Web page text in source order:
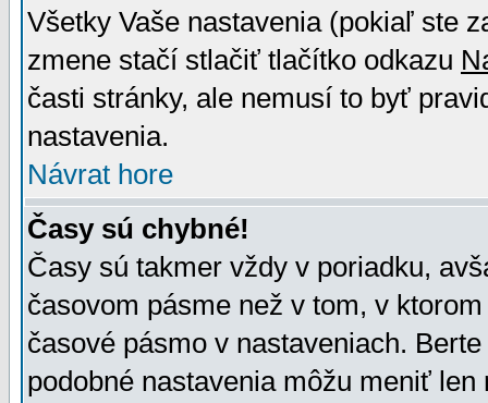
Všetky Vaše nastavenia (pokiaľ ste
zmene stačí stlačiť tlačítko odkazu
časti stránky, ale nemusí to byť
nastavenia.
Návrat hore
Časy sú chybné!
Časy sú takmer vždy v poriadku,
časovom pásme než v tom, v
časové pásmo v nastaveniach.
podobné nastavenia môžu meniť